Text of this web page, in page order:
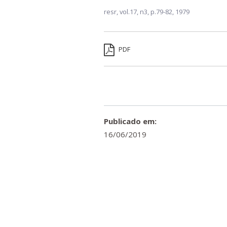
resr,vol.17, n3, p.79-82, 1979
PDF
Publicado em:
16/06/2019